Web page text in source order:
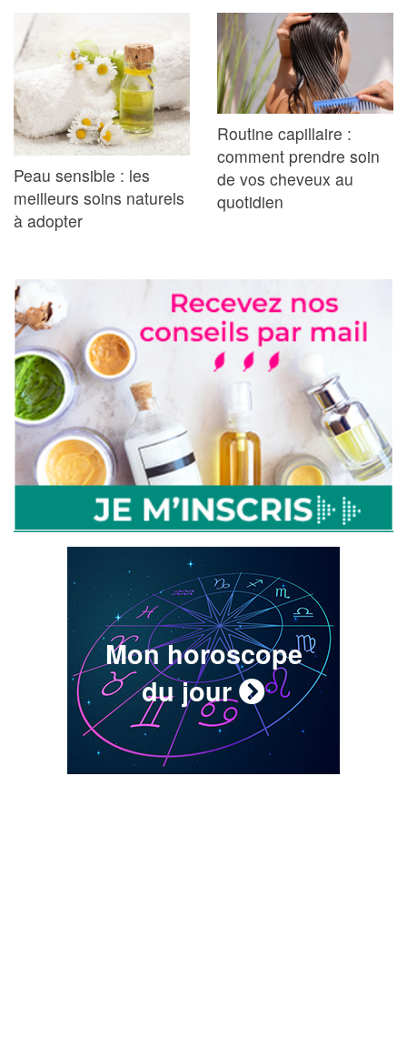
Peau sensible : les
meilleurs soins naturels
à adopter
Routine capillaire :
comment prendre soin
de vos cheveux au
quotidien
Mon horoscope
du jour